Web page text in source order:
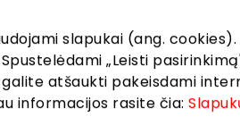
slapukai (ang. cookies).
„Leisti
atšaukti pakeisdami
informacijos rasite čia:
paslaugos